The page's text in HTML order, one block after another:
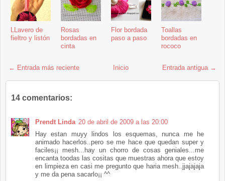
LLavero de
fieltro y listón
Rosas
bordadas en
cinta
Flor bordada
paso a paso
Toallas
bordadas en
rococo
← Entrada más reciente Entrada antigua →
Inicio
14 comentarios:
Prendt Linda 20 de abril de 2009 a las 20:00
Hay estan muyy lindos los esquemas, nunca me he
animado hacerlos..pero se me hace que quedan super y
faciles¡¡ mesh...hay un chorro de cosas geniales...me
encanta toodas las cositas que muestras ahora que estoy
en limpieza en casi me pregunto que haria mesh..jjajajaja
y me da pena sacarlo¡¡ ^^